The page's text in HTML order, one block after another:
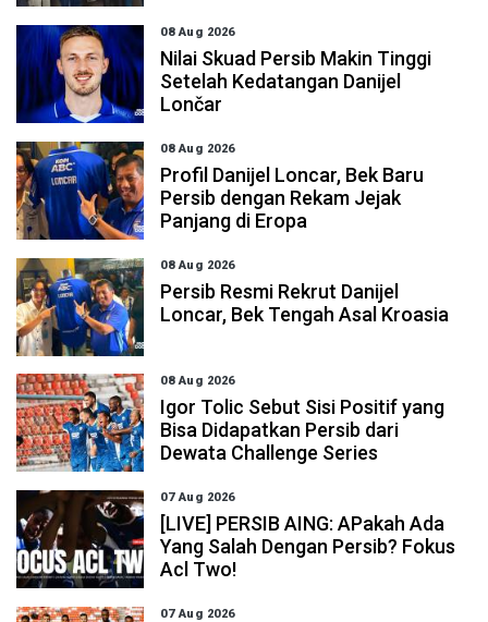
08 Aug 2026
Nilai Skuad Persib Makin Tinggi
Setelah Kedatangan Danijel
Lončar
08 Aug 2026
Profil Danijel Loncar, Bek Baru
Persib dengan Rekam Jejak
Panjang di Eropa
08 Aug 2026
Persib Resmi Rekrut Danijel
Loncar, Bek Tengah Asal Kroasia
08 Aug 2026
Igor Tolic Sebut Sisi Positif yang
Bisa Didapatkan Persib dari
Dewata Challenge Series
07 Aug 2026
[LIVE] PERSIB AING: APakah Ada
Yang Salah Dengan Persib? Fokus
Acl Two!
07 Aug 2026